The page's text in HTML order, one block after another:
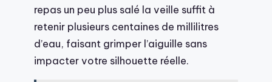
repas un peu plus salé la veille suffit à
retenir plusieurs centaines de millilitres
d’eau, faisant grimper l’aiguille sans
impacter votre silhouette réelle.